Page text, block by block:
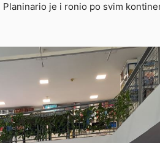
je i ronio po svim